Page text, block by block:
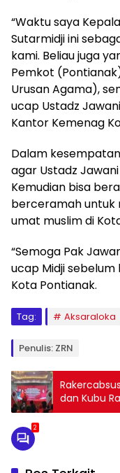
“Waktu saya
Sutarmidji ini
kami. Beliau juga
Pemkot
Urusan Agama),
ucap Ustadz
Kantor Kemenag
Dalam
agar Ustadz
Kemudian bisa
berceramah untuk
umat muslim di
“Semoga Pak
ucap Midji
Kota Pontianak.
Tag: Aksaraloka
Penulis: ZRN
dan Kubu
Krisantus
2